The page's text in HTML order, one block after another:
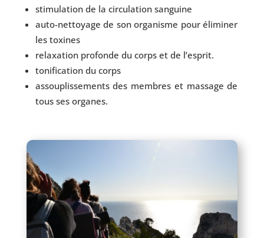
sti­mu­la­tion de la cir­cu­la­tion sanguine
auto-nettoyage de son orga­nisme pour éli­mi­ner
les toxines
relaxa­tion pro­fonde du corps et de l’esprit.
toni­fi­ca­tion du corps
assou­plis­se­ments des membres et mas­sage de
tous ses organes.